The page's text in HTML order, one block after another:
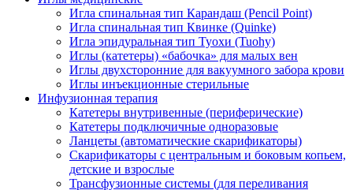
Игла спинальная тип Карандаш (Pencil Point)
Игла спинальная тип Квинке (Quinke)
Игла эпидуральная тип Туохи (Tuohy)
Иглы (катетеры) «бабочка» для малых вен
Иглы двухсторонние для вакуумного забора крови
Иглы инъекционные стерильные
Инфузионная терапия
Катетеры внутривенные (периферические)
Катетеры подключичные одноразовые
Ланцеты (автоматические скарификаторы)
Скарификаторы с центральным и боковым копьем,
детские и взрослые
Трансфузионные системы (для переливания